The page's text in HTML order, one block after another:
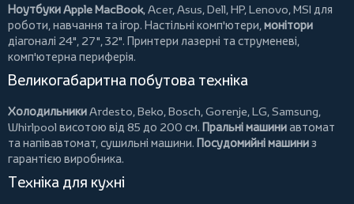
Ноутбуки Apple MacBook, Acer, Asus, Dell, HP, Lenovo, MSI для
роботи, навчання та ігор. Настільні комп'ютери, монітори
діагоналі 24", 27", 32". Принтери лазерні та струменеві,
комп'ютерна периферія.
Великогабаритна побутова техніка
ХолодильникиArdesto, Beko, Bosch, Gorenje, LG, Samsung,
Whirlpool висотою від 85 до 200 см. Пральні машиниавтомат
та напівавтомат, сушильні машини. Посудомийні машиниз
гарантією виробника.
Техніка для кухні